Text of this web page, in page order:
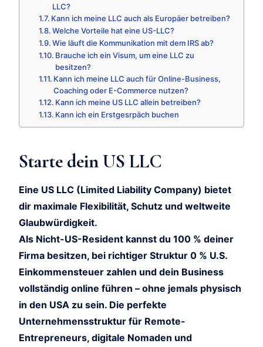
LLC?
Kann ich meine LLC auch als Europäer betreiben?
Welche Vorteile hat eine US-LLC?
Wie läuft die Kommunikation mit dem IRS ab?
Brauche ich ein Visum, um eine LLC zu
besitzen?
Kann ich meine LLC auch für Online-Business,
Coaching oder E-Commerce nutzen?
Kann ich meine US LLC allein betreiben?
Kann ich ein Erstgesrpäch buchen
Starte dein US LLC
Eine US LLC (Limited Liability Company) bietet
dir maximale Flexibilität, Schutz und weltweite
Glaubwürdigkeit.
Als Nicht-US-Resident kannst du 100 % deiner
Firma besitzen, bei richtiger Struktur 0 % U.S.
Einkommensteuer zahlen und dein Business
vollständig online führen – ohne jemals physisch
in den USA zu sein. Die perfekte
Unternehmensstruktur für Remote-
Entrepreneurs, digitale Nomaden und